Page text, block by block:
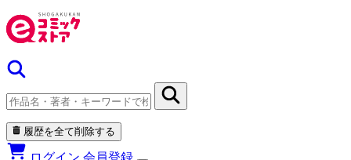
履歴を全て削除する
ログイン 会員登録